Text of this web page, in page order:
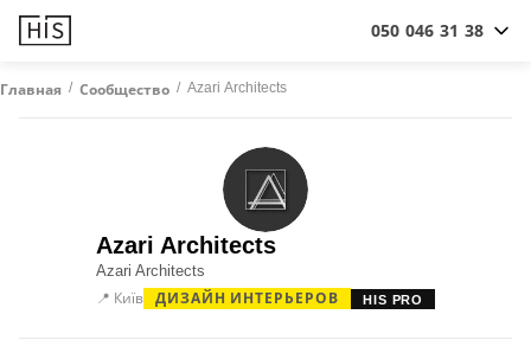
050 046 31 38
Главная / Сообщество / Azari Architects
Azari Architects
Azari Architects
📍 Київ ДИЗАЙН ИНТЕРЬЕРОВ HIS PRO